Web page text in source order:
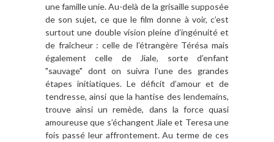
une famille unie. Au-delà de la grisaille supposée
de son sujet, ce que le film donne à voir, c’est
surtout une double vision pleine d’ingénuité et
de fraîcheur : celle de l’étrangère Térésa mais
également celle de Jiale, sorte d’enfant
"sauvage" dont on suivra l’une des grandes
étapes initiatiques. Le déficit d’amour et de
tendresse, ainsi que la hantise des lendemains,
trouve ainsi un remède, dans la force quasi
amoureuse que s’échangent Jiale et Teresa une
fois passé leur affrontement. Au terme de ces